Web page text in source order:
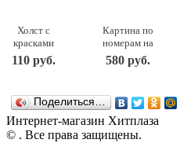
Холст с
красками
15х15 см.
МИШКА
Х-9818)
Х-9818
Рыжий кот
110 руб.
Картина по
номерам на
холсте
Почти как
40 см 347-
AS
Белоснежка
580 руб.
Поделиться…
Интернет-магазин Хитплаза
© . Все права защищены.